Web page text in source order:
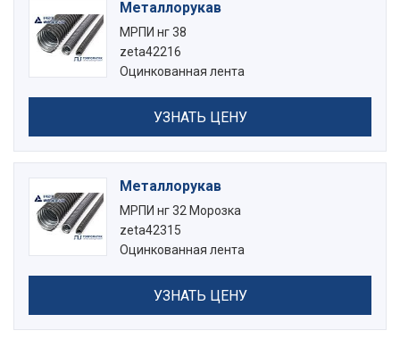
Металлорукав
МРПИ нг 38
zeta42216
Оцинкованная лента
УЗНАТЬ ЦЕНУ
Металлорукав
МРПИ нг 32 Морозка
zeta42315
Оцинкованная лента
УЗНАТЬ ЦЕНУ